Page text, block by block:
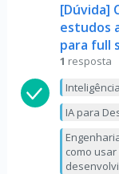
[Dúvida]
estudos
para full
1 resposta
IA para
como